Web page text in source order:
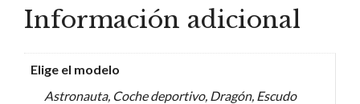
Información adicional
Elige el modelo
Astronauta, Coche deportivo, Dragón, Escudo